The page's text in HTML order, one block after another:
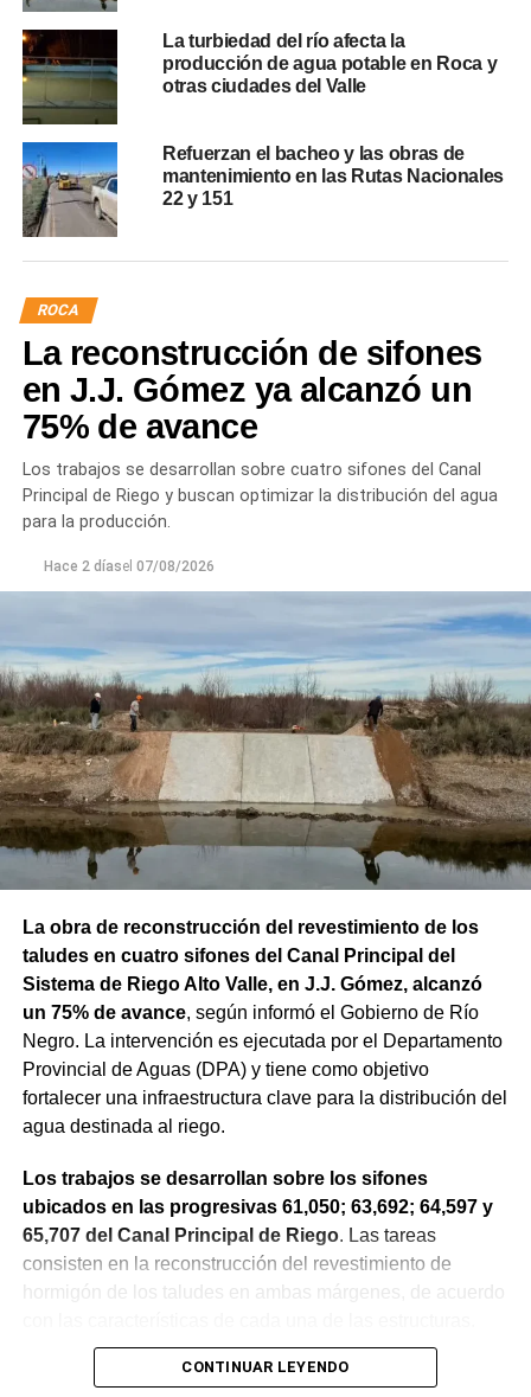
La turbiedad del río afecta la
producción de agua potable en Roca y
otras ciudades del Valle
Refuerzan el bacheo y las obras de
mantenimiento en las Rutas Nacionales
22 y 151
ROCA
La reconstrucción de sifones
en J.J. Gómez ya alcanzó un
75% de avance
Los trabajos se desarrollan sobre cuatro sifones del Canal
Principal de Riego y buscan optimizar la distribución del agua
para la producción.
Hace 2 díasel 07/08/2026
La obra de reconstrucción del revestimiento de los
taludes en cuatro sifones del Canal Principal del
Sistema de Riego Alto Valle, en J.J. Gómez, alcanzó
un 75% de avance, según informó el Gobierno de Río
Negro. La intervención es ejecutada por el Departamento
Provincial de Aguas (DPA) y tiene como objetivo
fortalecer una infraestructura clave para la distribución del
agua destinada al riego.
Los trabajos se desarrollan sobre los sifones
ubicados en las progresivas 61,050; 63,692; 64,597 y
65,707 del Canal Principal de Riego. Las tareas
consisten en la reconstrucción del revestimiento de
hormigón de los taludes en ambas márgenes, de acuerdo
La obra incluye la demolición de losas deterioradas, la
CONTINUAR LEYENDO